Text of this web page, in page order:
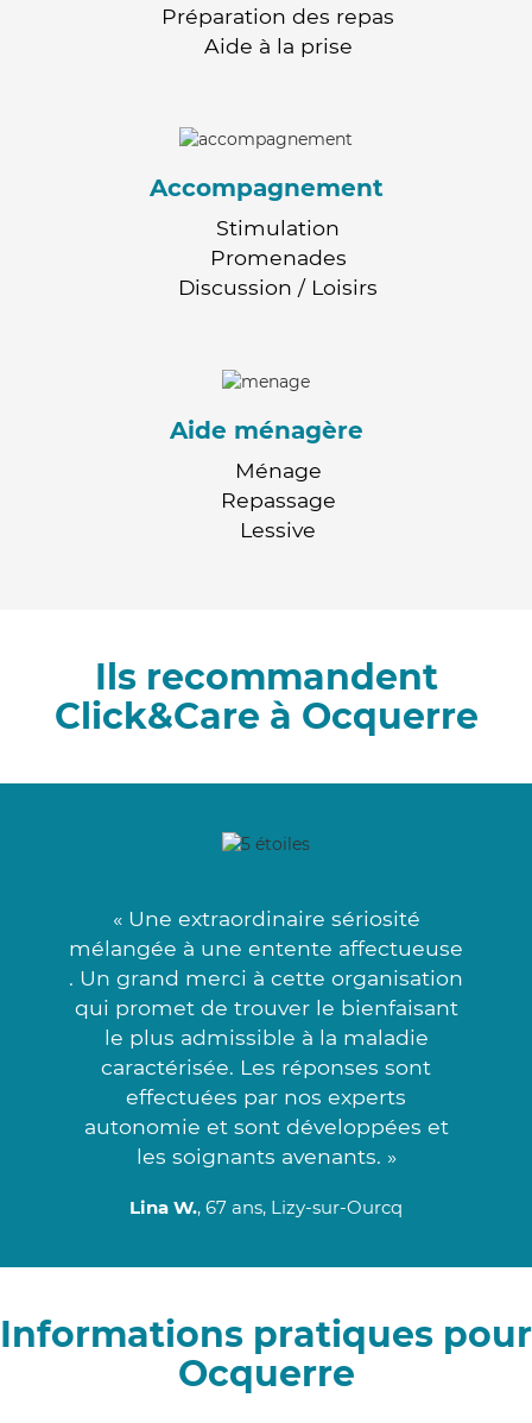
Préparation des repas
Aide à la prise
Accompagnement
Stimulation
Promenades
Discussion / Loisirs
Aide ménagère
Ménage
Repassage
Lessive
Ils recommandent
Click&Care à Ocquerre
« Une extraordinaire sériosité
mélangée à une entente affectueuse
. Un grand merci à cette organisation
qui promet de trouver le bienfaisant
le plus admissible à la maladie
caractérisée. Les réponses sont
effectuées par nos experts
autonomie et sont développées et
les soignants avenants. »
Lina W., 67 ans, Lizy-sur-Ourcq
Informations pratiques pour
Ocquerre